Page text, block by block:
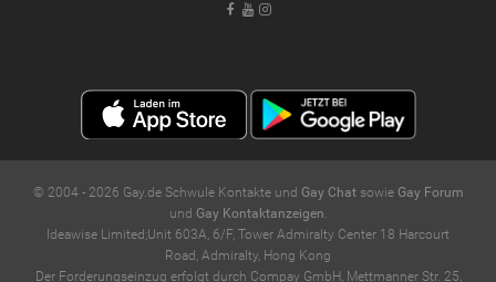
Facebook
YoutubeInstagram
© 2004 - 2026 Gay.de Schwule Kontakte und Gay Chatsowie Gay Forum
und Gay Kontaktanzeigen.
Ideawise Limited;Unit 603A, 6/F, Tower Admiralty Center 18 Harcourt
Road, Admiralty, Hong Kong
Der Forderungseinzug erfolgt durch Compay GmbH, Mettmanner Str. 25,